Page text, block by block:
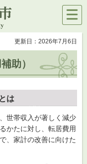
メニ
ュー
更新日：2026年7月6日
助）
は
世帯収入が著しく減少
かたに対し、転居費用
、家計の改善に向けた